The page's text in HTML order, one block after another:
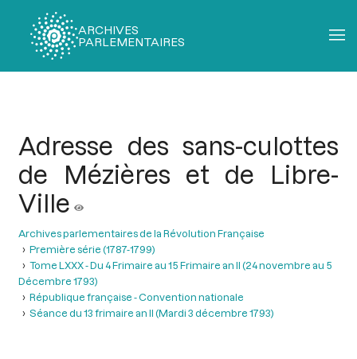
ARCHIVES
PARLEMENTAIRES
Adresse des sans-culottes
de Mézières et de Libre-
Ville
Archives parlementaires de la Révolution Française
Première série (1787-1799)
Tome LXXX - Du 4 Frimaire au 15 Frimaire an II (24 novembre au 5
Décembre 1793)
République française - Convention nationale
Séance du 13 frimaire an II (Mardi 3 décembre 1793)